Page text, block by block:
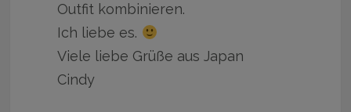
Outfit kombinieren.
Ich liebe es.
Viele liebe Grüße aus Japan
Cindy